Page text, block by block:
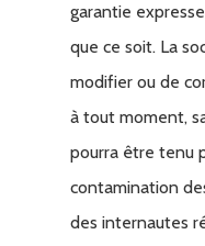
garantie
que ce soit. La
modifier ou de
à tout moment,
pourra être tenu
contamination
des internautes